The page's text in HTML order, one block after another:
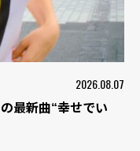
2026.08.07
最新曲“幸せでい